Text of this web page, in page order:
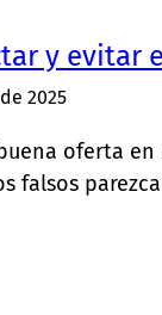
y evitar
2025
oferta en
falsos